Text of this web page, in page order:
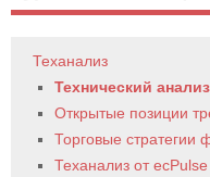
Теханализ
Технический
Открытые позиции
Торговые стратегии
Теханализ от ecPulse